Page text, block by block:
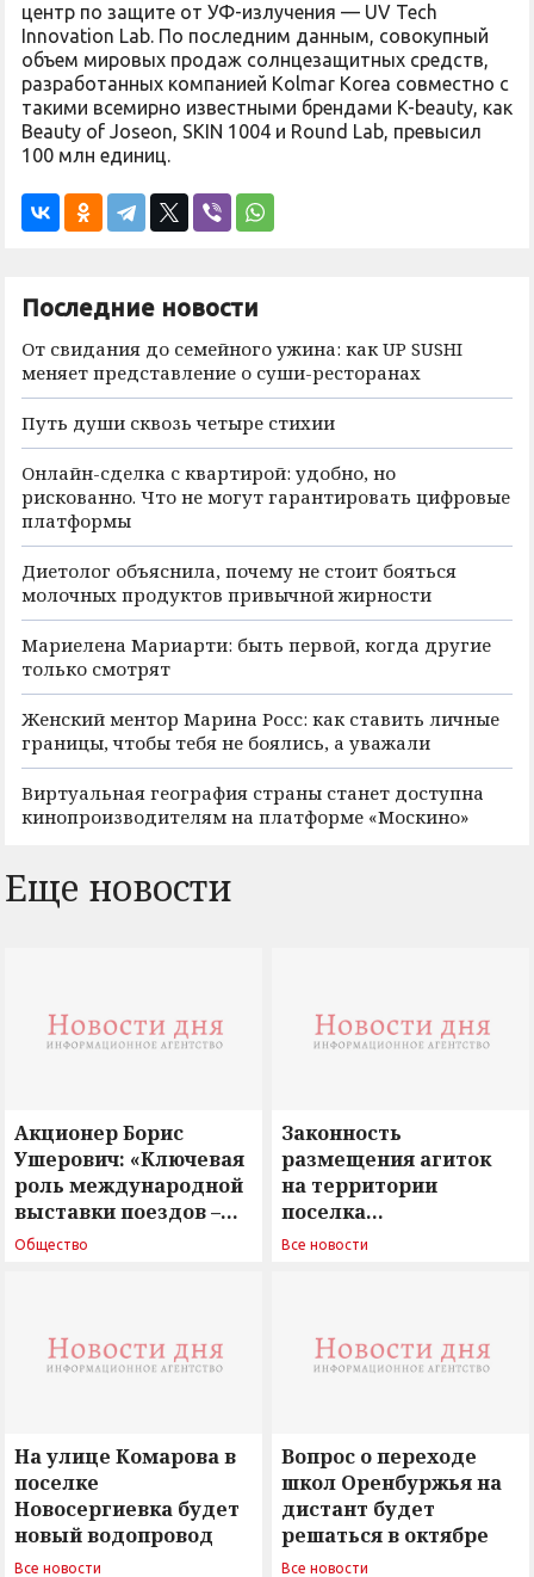
центр по защите от УФ-излучения — UV Tech
Innovation Lab. По последним данным, совокупный
объем мировых продаж солнцезащитных средств,
разработанных компанией Kolmar Korea совместно с
такими всемирно известными брендами K-beauty, как
Beauty of Joseon, SKIN 1004 и Round Lab, превысил
100 млн единиц.
Последние новости
От свидания до семейного ужина: как UP SUSHI
меняет представление о суши-ресторанах
Путь души сквозь четыре стихии
Онлайн-сделка с квартирой: удобно, но
рискованно. Что не могут гарантировать цифровые
платформы
Диетолог объяснила, почему не стоит бояться
молочных продуктов привычной жирности
Мариелена Мариарти: быть первой, когда другие
только смотрят
Женский ментор Марина Росс: как ставить личные
границы, чтобы тебя не боялись, а уважали
Виртуальная география страны станет доступна
кинопроизводителям на платформе «Москино»
Еще новости
Акционер Борис
Ушерович: «Ключевая
роль международной
выставки поездов –
поиск ответов на
Общество
Законность
размещения агиток
на территории
поселка
Новосергиевка
Все новости
На улице Комарова в
поселке
Новосергиевка будет
новый водопровод
Все новости
Вопрос о переходе
школ Оренбуржья на
дистант будет
решаться в октябре
Все новости